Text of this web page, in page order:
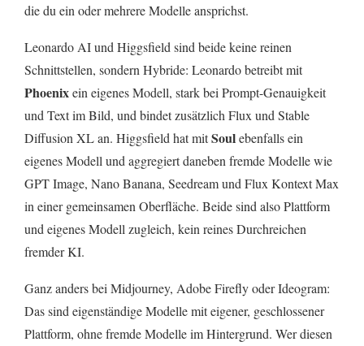
die du ein oder mehrere Modelle ansprichst.
Leonardo AI und Higgsfield sind beide keine reinen
Schnittstellen, sondern Hybride: Leonardo betreibt mit
Phoenixein eigenes Modell, stark bei Prompt-Genauigkeit
und Text im Bild, und bindet zusätzlich Flux und Stable
Diffusion XL an. Higgsfield hat mitSoulebenfalls ein
eigenes Modell und aggregiert daneben fremde Modelle wie
GPT Image, Nano Banana, Seedream und Flux Kontext Max
in einer gemeinsamen Oberfläche. Beide sind also Plattform
und eigenes Modell zugleich, kein reines Durchreichen
fremder KI.
Ganz anders bei Midjourney, Adobe Firefly oder Ideogram:
Das sind eigenständige Modelle mit eigener, geschlossener
Plattform, ohne fremde Modelle im Hintergrund. Wer diesen